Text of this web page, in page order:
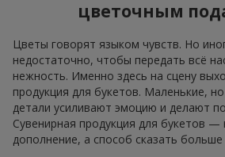
цветочным
Цветы говорят языком чувств. Но
недостаточно, чтобы передать всё
нежность. Именно здесь на сцену
продукция для букетов. Маленькие,
детали усиливают эмоцию и делают
Сувенирная продукция для букетов —
дополнение, а способ сказать больше